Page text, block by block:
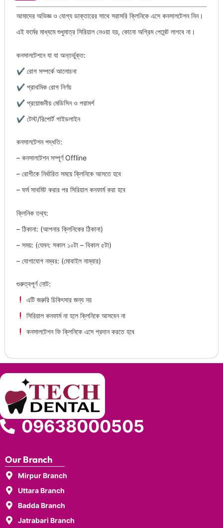
আমাদের অভিজ্ঞ ও যোগ্য ডাক্তারের সাথে সরাসরি ক্লিনিকে এসে কনসালটেশন নিন।
এই ফর্মের মাধ্যমে শুধুমাত্র সিরিয়াল নেওয়া হয়, কোনো অগ্রিম পেমেন্ট লাগবে না।
কনসালটেশনে যা যা অন্তর্ভুক্ত:
✔ রোগ সম্পর্কে আলোচনা
✔ প্রাথমিক রোগ নির্ণয়
✔ প্রয়োজনীয় মেডিসিন ও পরামর্শ
✔ টেস্ট/রিপোর্ট গাইডলাইন
কনসালটেশন পদ্ধতি:
– কনসালটেশন সম্পূর্ণ Offline
– রোগীকে নির্ধারিত সময়ে ক্লিনিকে আসতে হবে
– ফর্ম সাবমিট করার পর সিরিয়াল কনফার্ম করা হবে
ক্লিনিক তথ্য:
– ঠিকানা: (আপনার ক্লিনিকের ঠিকানা)
– সময়: (যেমন: সকাল ১০টা – বিকাল ৫টা)
– যোগাযোগ নম্বর: (মোবাইল নাম্বার)
গুরুত্বপূর্ণ নোট:
এটি জরুরি চিকিৎসার জন্য নয়
সিরিয়াল কনফার্ম না হলে ক্লিনিকে আসবেন না
কনসালটেশন ফি ক্লিনিকে এসে প্রদান করতে হবে
09638000505
Our Branch
Mirpur Branch
Uttara Branch
Badda Branch
Jatrabari Branch